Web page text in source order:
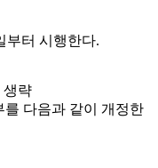
부터 시행한다.
생략
다음과 같이 개정한